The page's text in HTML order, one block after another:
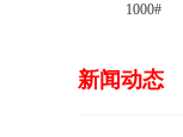
1000#
新闻动态